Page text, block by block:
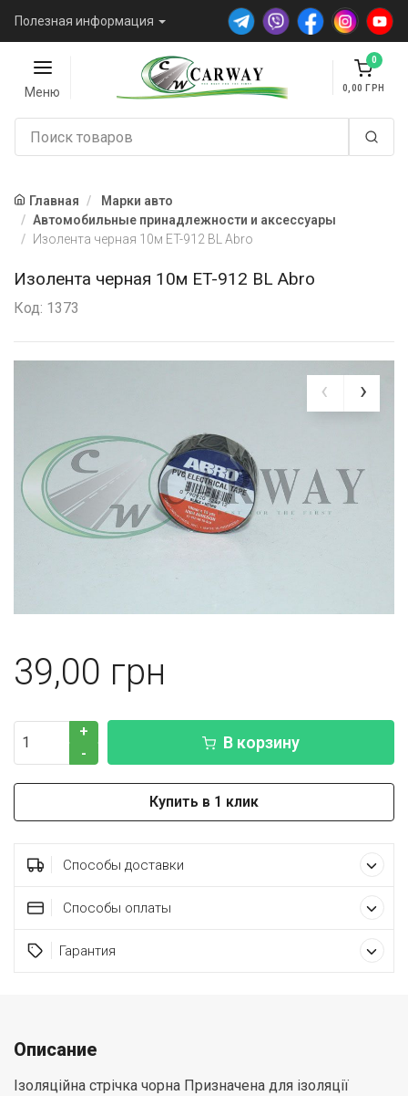
Полезная информация
Меню
0
0,00
Главная
Марки авто
Автомобильные принадлежности и аксессуары
Изолента черная 10м ET-912 BL Abro
Изолента черная 10м ET-912 BL Abro
Код: 1373
39,00
+
-
В корзину
Купить в 1 клик
Способы доставки
Способы оплаты
Гарантия
Описание
Ізоляційна стрічка чорна Призначена для ізоляції